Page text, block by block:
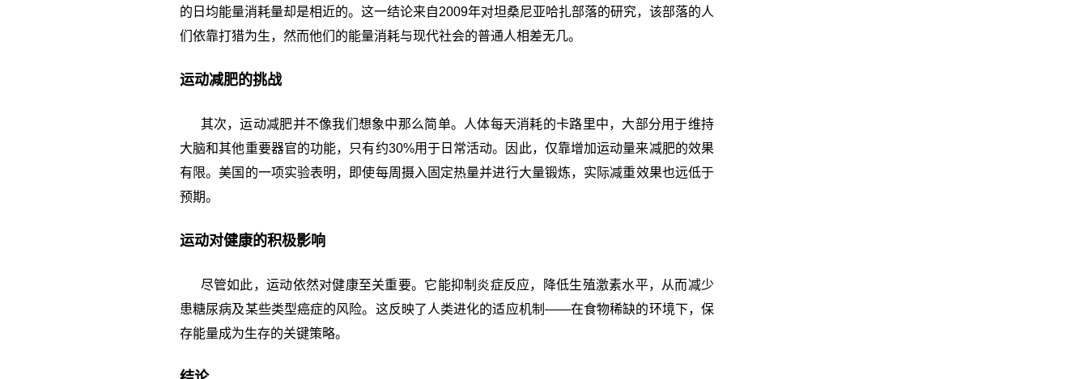
的日均能量消耗量却是相近的。这一结论来自2009年对坦桑尼亚哈扎部落的研究，该部落的人
们依靠打猎为生，然而他们的能量消耗与现代社会的普通人相差无几。
运动减肥的挑战
其次，运动减肥并不像我们想象中那么简单。人体每天消耗的卡路里中，大部分用于维持
大脑和其他重要器官的功能，只有约30%用于日常活动。因此，仅靠增加运动量来减肥的效果
有限。美国的一项实验表明，即使每周摄入固定热量并进行大量锻炼，实际减重效果也远低于
预期。
运动对健康的积极影响
尽管如此，运动依然对健康至关重要。它能抑制炎症反应，降低生殖激素水平，从而减少
患糖尿病及某些类型癌症的风险。这反映了人类进化的适应机制——在食物稀缺的环境下，保
存能量成为生存的关键策略。